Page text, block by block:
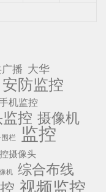
播 大华
安防监控
机监控
控 摄像机
围栏 监控
摄像头
机 综合布线
视频监控